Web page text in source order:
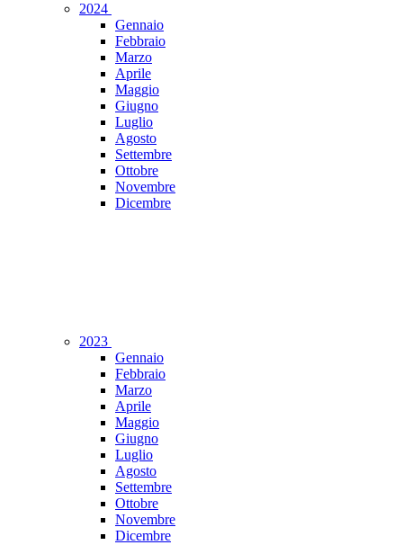
2024
Gennaio
Febbraio
Marzo
Aprile
Maggio
Giugno
Luglio
Agosto
Settembre
Ottobre
Novembre
Dicembre
2023
Gennaio
Febbraio
Marzo
Aprile
Maggio
Giugno
Luglio
Agosto
Settembre
Ottobre
Novembre
Dicembre